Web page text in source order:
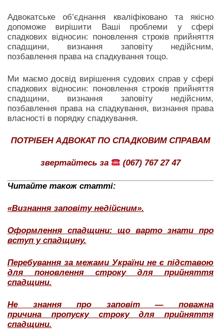
Адвокатське об’єднання кваліфіковано та якісно
допоможе вирішити Ваші проблеми у сфері
спадкових відносин: поновлення строків прийняття
спадщини, визнання заповіту недійсним,
позбавлення права на спадкування тощо.
Ми маємо досвід вирішення судових справ у сфері
спадкових відносин: поновлення строків прийняття
спадщини, визнання заповіту недійсним,
позбавлення права на спадкування, визнання права
власності в порядку спадкування.
ПОТРІБЕН АДВОКАТ ПО СПАДКОВИМ СПРАВАМ
звертайтесь за (067) 767 27 47
Читайте також статті:
«Визнання заповіту недійсним».
Оформлення спадщини: що варто знати про
вступ у спадщину.
Перебування за межами України не є підставою
для поновлення строку для прийняття
спадщини.
Не знання про заповіт — поважна
причина пропуску строку для прийняття
спадщини.